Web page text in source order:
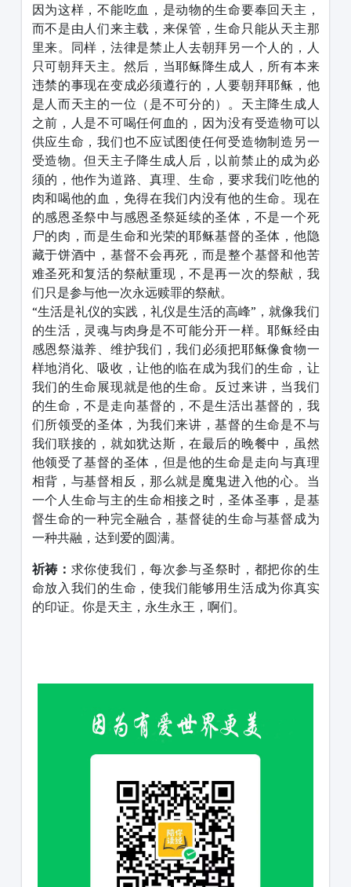
因为这样，不能吃血，是动物的生命要奉回天主，
而不是由人们来主载，来保管，生命只能从天主那
里来。同样，法律是禁止人去朝拜另一个人的，人
只可朝拜天主。然后，当耶稣降生成人，所有本来
违禁的事现在变成必须遵行的，人要朝拜耶稣，他
是人而天主的一位（是不可分的）。天主降生成人
之前，人是不可喝任何血的，因为没有受造物可以
供应生命，我们也不应试图使任何受造物制造另一
受造物。但天主子降生成人后，以前禁止的成为必
须的，他作为道路、真理、生命，要求我们吃他的
肉和喝他的血，免得在我们内没有他的生命。现在
的感恩圣祭中与感恩圣祭延续的圣体，不是一个死
尸的肉，而是生命和光荣的耶稣基督的圣体，他隐
藏于饼酒中，基督不会再死，而是整个基督和他苦
难圣死和复活的祭献重现，不是再一次的祭献，我
们只是参与他一次永远赎罪的祭献。
“生活是礼仪的实践，礼仪是生活的高峰”，就像我们
的生活，灵魂与肉身是不可能分开一样。耶稣经由
感恩祭滋养、维护我们，我们必须把耶稣像食物一
样地消化、吸收，让他的临在成为我们的生命，让
我们的生命展现就是他的生命。反过来讲，当我们
的生命，不是走向基督的，不是生活出基督的，我
们所领受的圣体，为我们来讲，基督的生命是不与
我们联接的，就如犹达斯，在最后的晚餐中，虽然
他领受了基督的圣体，但是他的生命是走向与真理
相背，与基督相反，那么就是魔鬼进入他的心。当
一个人生命与主的生命相接之时，圣体圣事，是基
督生命的一种完全融合，基督徒的生命与基督成为
一种共融，达到爱的圆满。
祈祷： 求你使我们，每次参与圣祭时，都把你的生
命放入我们的生命，使我们能够用生活成为你真实
的印证。你是天主，永生永王，啊们。